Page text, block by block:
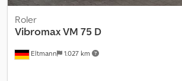
Eltmann 1.027 km
Roler
VibromaxVM 75 D